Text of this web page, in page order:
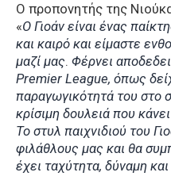
Ο προπονητής της
«Ο Γιοάν είναι ένας
και καιρό και είμαστε
μαζί μας. Φέρνει
Premier League, όπως
παραγωγικότητά του στο
κρίσιμη δουλειά που
Το στυλ παιχνιδιού του
φιλάθλους μας και θα
έχει ταχύτητα, δύναμη